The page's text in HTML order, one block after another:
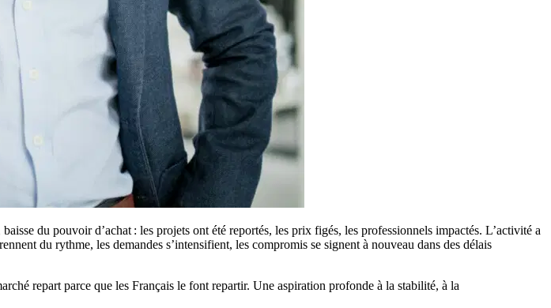
du pouvoir d’achat : les projets ont été reportés, les prix figés, les professionnels impactés. L’activité a
du rythme, les demandes s’intensifient, les compromis se signent à nouveau dans des délais
repart parce que les Français le font repartir. Une aspiration profonde à la stabilité, à la